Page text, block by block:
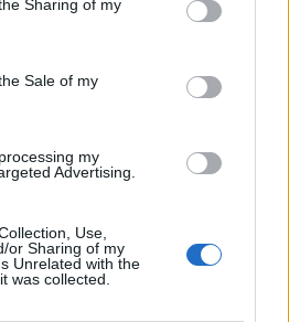
usage behaviour. You may click to
and its third-party tags to
purposes in below Google
Sharing of my
Sale of my
my
Advertising.
Use,
or Sharing of my
Unrelated with the
was collected.